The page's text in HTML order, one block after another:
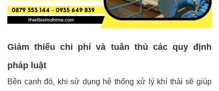
Giảm thiểu chi phí và tuân thủ các quy định
pháp luật
Bên cạnh đó, khi sử dụng hệ thống xử lý khí thải sẽ giúp